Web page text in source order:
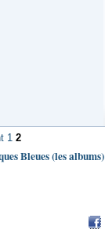
1 2
Bleues (les albums)